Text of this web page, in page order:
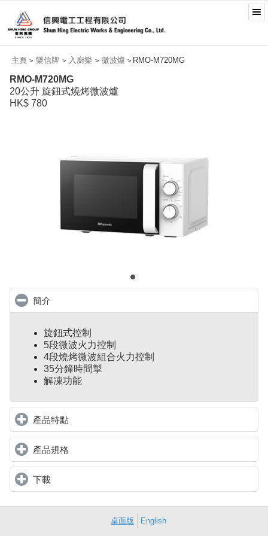
主頁 > 樂信牌 > 入廚樂 > 微波爐 > RMO-M720MG
RMO-M720MG
20公升 旋鈕式燒烤微波爐
HK$ 780
簡介
旋鈕式控制
5段微波火力控制
4段燒烤微波組合火力控制
35分鐘時間掣
解凍功能
產品特點click to expand contents
產品規格
下載click to expand contents
桌面版 English